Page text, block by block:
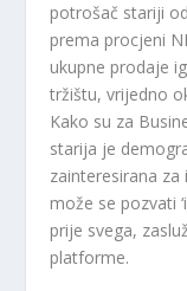
potrošač stariji
prema procjeni
ukupne prodaje
tržištu, vrijedno
Kako su za
starija je
zainteresirana
može se pozvati
prije svega,
platforme.